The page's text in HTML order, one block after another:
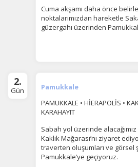
Cuma akşamı daha önce
noktalarımızdan hareketle
güzergahı üzerinden
2.
Gün
Pamukkale
PAMUKKALE • HİERAPOLİS •
KARAHAYIT
Sabah yol üzerinde
Kaklık Mağarası’nı ziyaret
traverten oluşumları ve görsel
Pamukkale’ye geçiyoruz.